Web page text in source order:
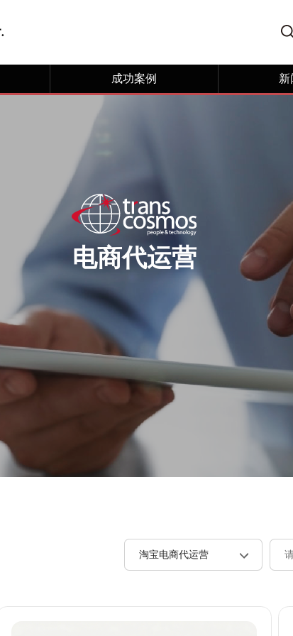
成功案例 新
电商代运营